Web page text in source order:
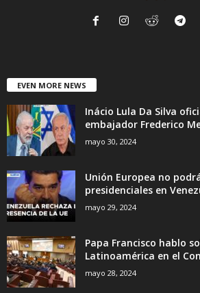
EVEN MORE NEWS
Inácio Lula Da Silva
embajador Frederico
mayo 30, 2024
Unión Europea no
presidenciales en
mayo 29, 2024
Papa Francisco hablo
Latinoamérica en el
mayo 28, 2024